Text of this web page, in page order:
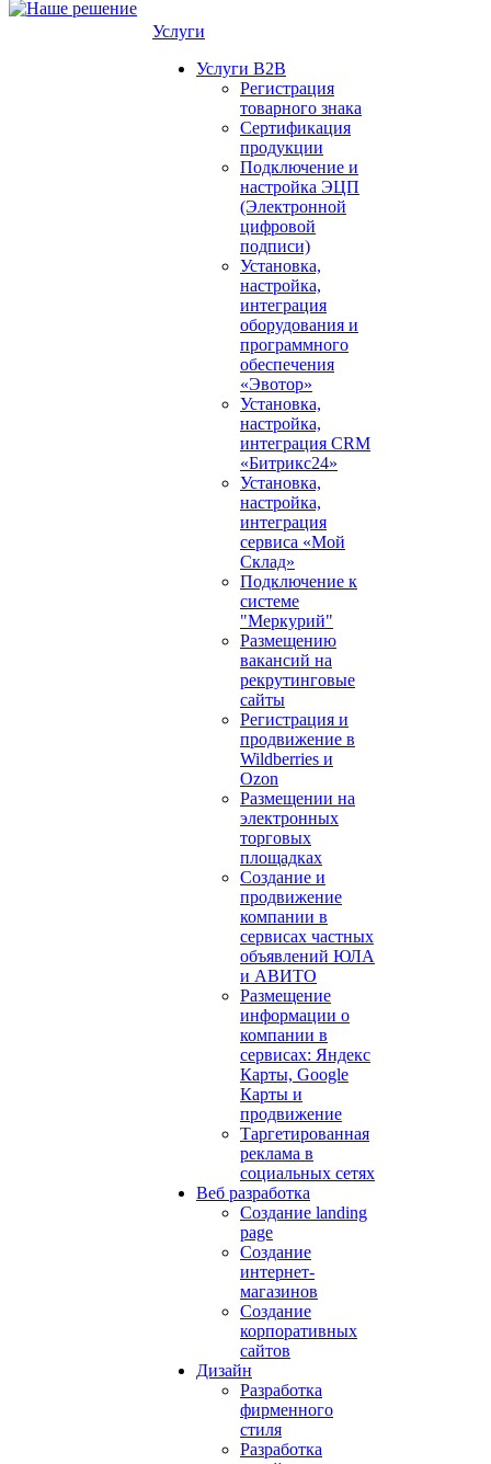
Услуги
Услуги B2B
Регистрация
товарного знака
Сертификация
продукции
Подключение и
настройка ЭЦП
(Электронной
цифровой
подписи)
Установка,
настройка,
интеграция
оборудования и
программного
обеспечения
«Эвотор»
Установка,
настройка,
интеграция CRM
«Битрикс24»
Установка,
настройка,
интеграция
сервиса «Мой
Склад»
Подключение к
системе
"Меркурий"
Размещению
вакансий на
рекрутинговые
сайты
Регистрация и
продвижение в
Wildberries и
Ozon
Размещении на
электронных
торговых
площадках
Создание и
продвижение
компании в
сервисах частных
объявлений ЮЛА
и АВИТО
Размещение
информации о
компании в
сервисах: Яндекс
Карты, Google
Карты и
продвижение
Таргетированная
реклама в
социальных сетях
Веб разработка
Создание landing
page
Создание
интернет-
магазинов
Создание
корпоративных
сайтов
Дизайн
Разработка
фирменного
стиля
Разработка